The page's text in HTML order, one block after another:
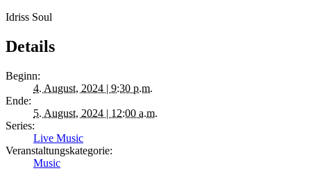
Idriss Soul
Details
Beginn:
4. August, 2024 | 9:30 p.m.
Ende:
5. August, 2024 | 12:00 a.m.
Series:
Live Music
Veranstaltungskategorie:
Music